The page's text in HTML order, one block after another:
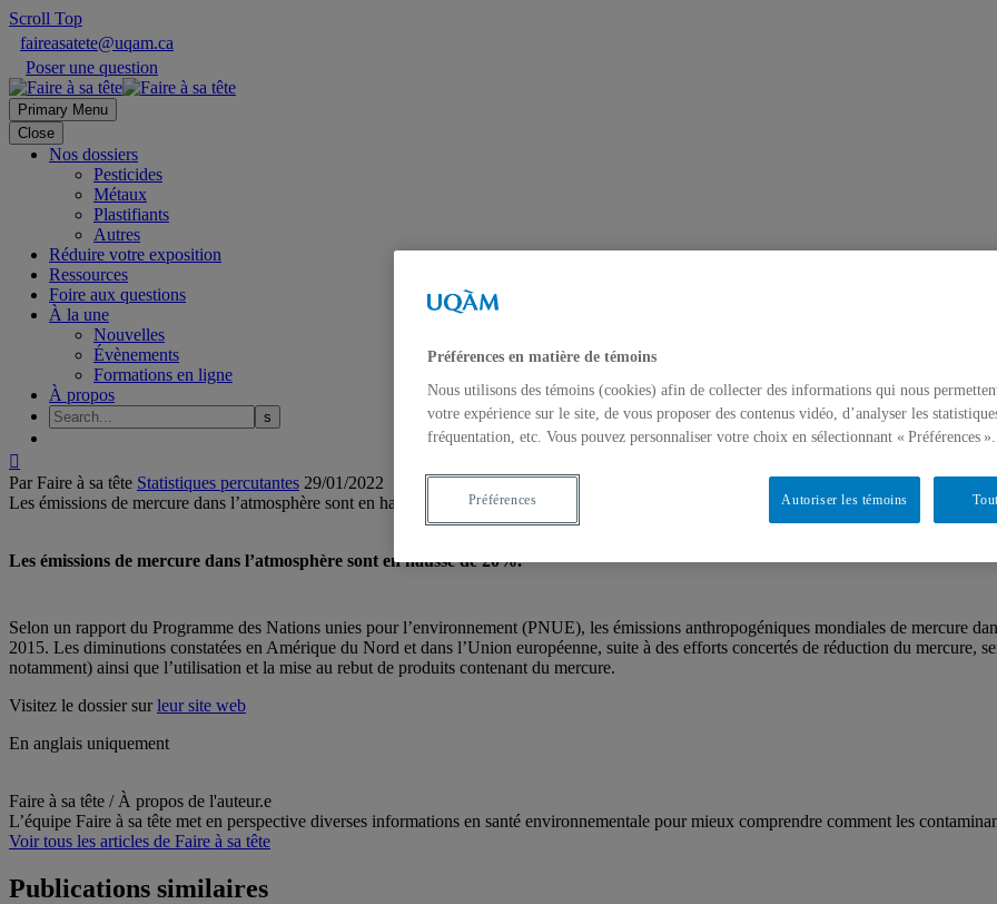
Scroll Top
faireasatete@uqam.ca
Poser une question
Primary Menu
Close
Nos dossiers
Pesticides
Métaux
Plastifiants
Autres
Réduire votre exposition
Ressources
Foire aux questions
À la une
Nouvelles
Évènements
Formations en ligne
À propos

Par Faire à sa tête Statistiques percutantes 29/01/2022
Les émissions de mercure dans l’atmosphère sont en hausse de 20%
Les émissions de mercure dans l’atmosphère sont en hausse de 20%.
Selon un rapport du Programme des Nations unies pour l’environnement (PNUE), les émissions anthropogéniques mondiales de mercure
2015. Les diminutions constatées en Amérique du Nord et dans l’Union européenne, suite à des efforts concertés de réduction du mercure,
notamment) ainsi que l’utilisation et la mise au rebut de produits contenant du mercure.
Visitez le dossier surleur site web
En anglais uniquement
Faire à sa tête / À propos de l'auteur.e
L’équipe Faire à sa tête met en perspective diverses informations en santé environnementale pour mieux comprendre comment les
Voir tous les articles de Faire à sa tête
Publications similaires
Préférences en matière de témoins
Nous utilisons des témoins (cookies) afin de collecter des informations qui nous
votre expérience sur le site, de vous proposer des contenus vidéo, d’analyser les
fréquentation, etc. Vous pouvez personnaliser votre choix en sélectionnant « Préférences ».
Autoriser les témoins
Préférences